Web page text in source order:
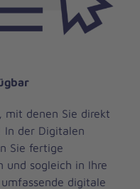
mit denen Sie direkt
In der Digitalen
Sie fertige
und sogleich in Ihre
digitale